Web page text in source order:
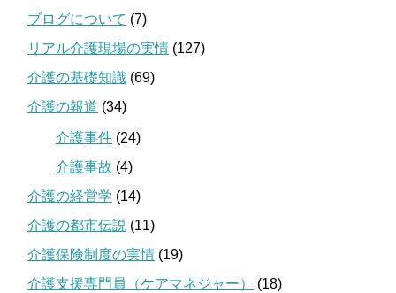
ブログについて (7)
リアル介護現場の実情 (127)
介護の基礎知識 (69)
介護の報道 (34)
介護事件 (24)
介護事故 (4)
介護の経営学 (14)
介護の都市伝説 (11)
介護保険制度の実情 (19)
介護支援専門員（ケアマネジャー）
(18)